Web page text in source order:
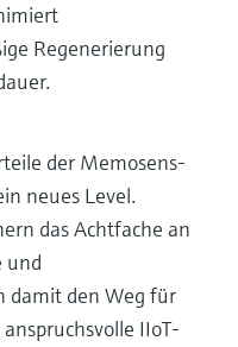
Regenerierung
der Memosens-
neues Level.
das Achtfache an
und
damit den Weg für
IIoT-